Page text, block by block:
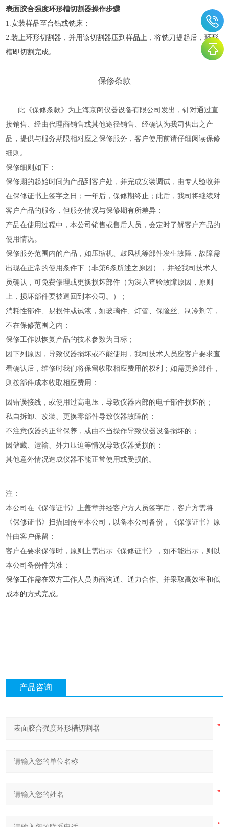
表面胶合强度环形槽切割器操作步骤
1.安装样品至台钻或铣床；
2.装上环形切割器，并用该切割器压到样品上，将铣刀提起后，环形
槽即切割完成。
保修条款
此《保修条款》为上海京阁仪器设备有限公司发出，针对通过直
接销售、经由代理商销售或其他途径销售、经确认为我司售出之产
品，提供与服务期限相对应之保修服务，客户使用前请仔细阅读保修
细则。
保修细则如下：
保修期的起始时间为产品到客户处，并完成安装调试，由专人验收并
在保修证书上签字之日；一年后，保修期终止；此后，我司将继续对
客户产品的服务，但服务情况与保修期有所差异；
产品在使用过程中，本公司销售或售后人员，会定时了解客户产品的
使用情况。
保修服务范围内的产品，如压缩机、鼓风机等部件发生故障，故障需
出现在正常的使用条件下（非第6条所述之原因），并经我司技术人
员确认，可免费修理或更换损坏部件（为深入查验故障原因，原则
上，损坏部件要被退回到本公司。）；
消耗性部件、易损件或试液，如玻璃件、灯管、保险丝、制冷剂等，
不在保修范围之内；
保修工作以恢复产品的技术参数为目标；
因下列原因，导致仪器损坏或不能使用，我司技术人员应客户要求查
看确认后，维修时我们将保留收取相应费用的权利；如需更换部件，
则按部件成本收取相应费用：
因错误接线，或使用过高电压，导致仪器内部的电子部件损坏的；
私自拆卸、改装、更换零部件导致仪器故障的；
不注意仪器的正常保养，或由不当操作导致仪器设备损坏的；
因储藏、运输、外力压迫等情况导致仪器受损的；
其他意外情况造成仪器不能正常使用或受损的。
注：
本公司在《保修证书》上盖章并经客户方人员签字后，客户方需将
《保修证书》扫描回传至本公司，以备本公司备份，《保修证书》原
件由客户保留；
客户在要求保修时，原则上需出示《保修证书》，如不能出示，则以
本公司备份件为准；
保修工作需在双方工作人员协商沟通、通力合作、并采取高效率和低
成本的方式完成。
产品咨询